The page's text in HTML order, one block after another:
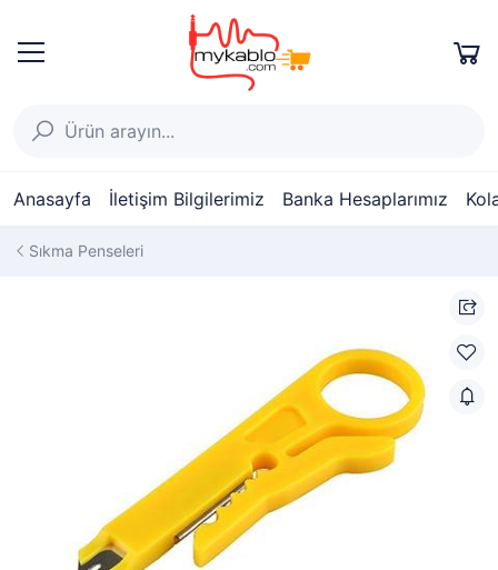
Anasayfa İletişim Bilgilerimiz Banka Hesaplarımız
Sıkma Penseleri